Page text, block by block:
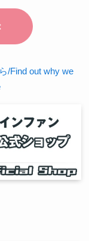
/Find out why we